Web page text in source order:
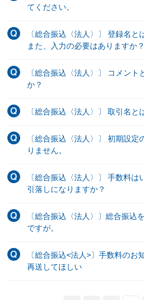
てください。
〔総合振込〈法人〉〕 登録名と
また、入力の必要はありますか？
〔総合振込〈法人〉〕 コメント
か？
〔総合振込〈法人〉〕 取引名と
〔総合振込〈法人〉〕 初期設定
りません。
〔総合振込〈法人〉〕 手数料は
引落しになりますか？
〔総合振込〈法人〉〕総合振込
ですが。
〔総合振込<法人>〕手数料のお
再送してほしい